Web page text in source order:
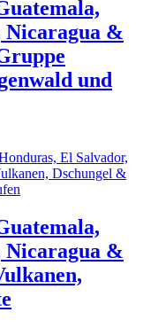
Nicaragua &
und
Nicaragua &